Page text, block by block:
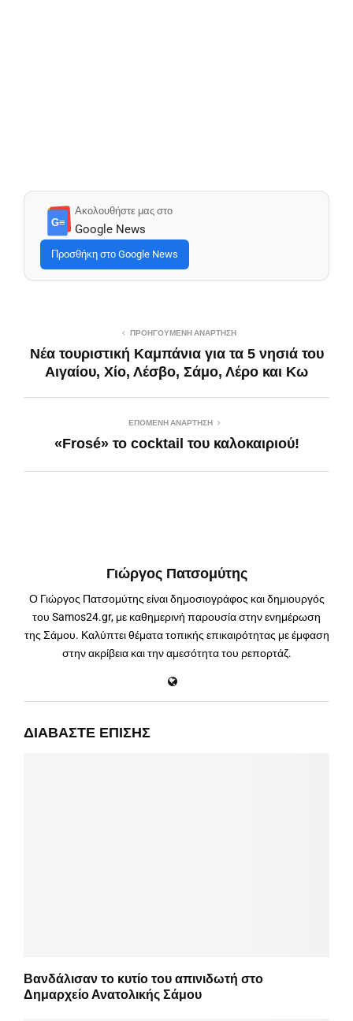
G≡
Ακολουθήστε μας στο
Google News
Προσθήκη στο Google News
ΠΡΟΗΓΟΎΜΕΝΗ ΑΝΆΡΤΗΣΗ
Νέα τουριστική Καμπάνια για τα 5 νησιά του
Αιγαίου, Χίο, Λέσβο, Σάμο, Λέρο και Κω
ΕΠΌΜΕΝΗ ΑΝΆΡΤΗΣΗ
«Frosé» το cocktail του καλοκαιριού!
Γιώργος Πατσομύτης
Ο Γιώργος Πατσομύτης είναι δημοσιογράφος και δημιουργός
του Samos24.gr, με καθημερινή παρουσία στην ενημέρωση
της Σάμου. Καλύπτει θέματα τοπικής επικαιρότητας με έμφαση
στην ακρίβεια και την αμεσότητα του ρεπορτάζ.
ΔΙΑΒΆΣΤΕ ΕΠΊΣΗΣ
Βανδάλισαν το κυτίο του απινιδωτή στο
Δημαρχείο Ανατολικής Σάμου